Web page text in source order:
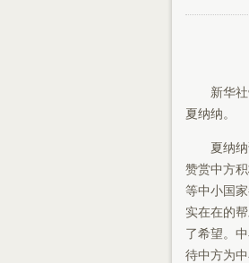
新华社帝
夏纳纳。
夏纳纳请
赞赏中方
等中小国
实在在的
了希望。
待中方为